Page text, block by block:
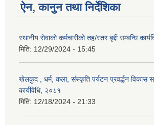
ऐन, कानुन तथा निर्देशिका
स्थानीय सेवाको कर्मचारीको तह/स्तर बृद्दी सम्बन्धि
मिति: 12/29/2024 - 15:45
खेलकुद , धर्म, कला, संस्कृति पर्यटन प्रवर्द्धन विकास
कार्यविधि, २०८१
मिति: 12/18/2024 - 21:33